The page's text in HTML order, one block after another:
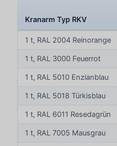
Kranarm Typ RKV
1 t, RAL 2004 Reinorange
1 t, RAL 3000 Feuerrot
1 t, RAL 5010 Enzianblau
1 t, RAL 5018 Türkisblau
1 t, RAL 6011 Resedagrün
1 t, RAL 7005 Mausgrau